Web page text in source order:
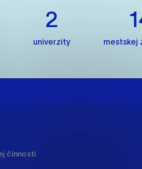
2
univerzity mestskej
činnosti